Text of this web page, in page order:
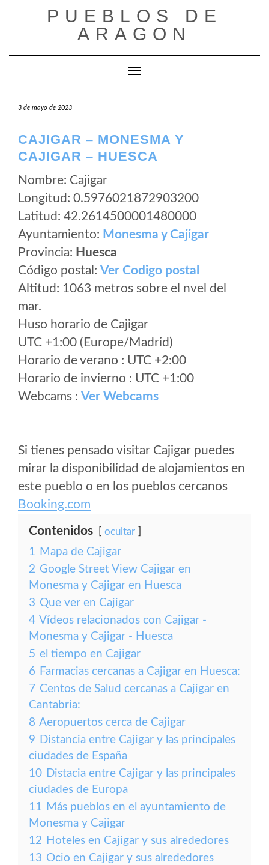
PUEBLOS DE
ARAGON
Cambiar modo de navegación
3 de mayo de 2023
CAJIGAR – MONESMA Y
CAJIGAR – HUESCA
Nombre: Cajigar
Longitud: 0.5976021872903200
Latitud: 42.2614500001480000
Ayuntamiento: Monesma y Cajigar
Provincia: Huesca
Código postal: Ver Codigo postal
Altitud: 1063 metros sobre el nvel del
mar.
Huso horario de Cajigar
UTC +1:00 (Europe/Madrid)
Horario de verano : UTC +2:00
Horario de invierno : UTC +1:00
Webcams : Ver Webcams
Si tienes pensado visitar Cajigar puedes
mirar la disponibilidad de alojamientos en
este pueblo o en los pueblos cercanos
Booking.com
Contenidos ocultar
1 Mapa de Cajigar
2 Google Street View Cajigar en
Monesma y Cajigar en Huesca
3 Que ver en Cajigar
4 Vídeos relacionados con Cajigar -
Monesma y Cajigar - Huesca
5 el tiempo en Cajigar
6 Farmacias cercanas a Cajigar en Huesca:
7 Centos de Salud cercanas a Cajigar en
Cantabria:
8 Aeropuertos cerca de Cajigar
9 Distancia entre Cajigar y las principales
ciudades de España
10 Distacia entre Cajigar y las principales
ciudades de Europa
11 Más pueblos en el ayuntamiento de
Monesma y Cajigar
12 Hoteles en Cajigar y sus alrededores
13 Ocio en Cajigar y sus alrededores